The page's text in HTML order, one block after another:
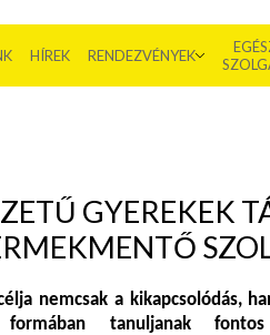
HÍREK RENDEZVÉNYEK
GYEREKEK
nemcsak a kikapcsolódás,
formában tanuljanak